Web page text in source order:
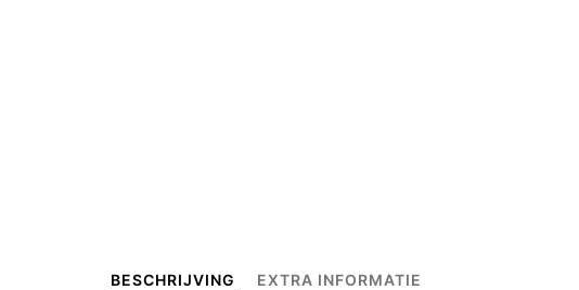
BESCHRIJVING EXTRA INFORMATIE